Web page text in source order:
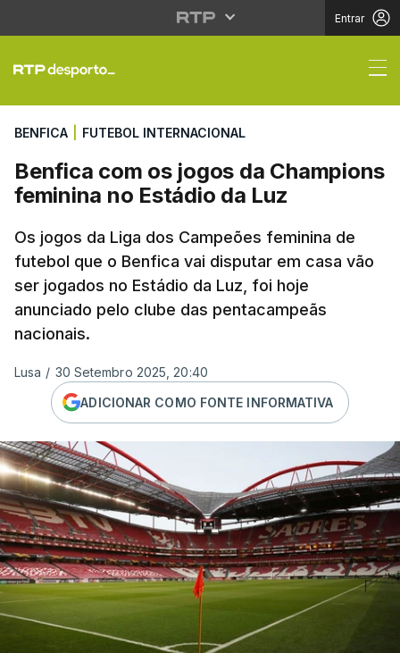
Entrar
Benfica com os jogos
BENFICA FUTEBOL INTERNACIONAL
Benfica com os jogos da Champions
feminina no Estádio da Luz
Os jogos da Liga dos Campeões feminina de
futebol que o Benfica vai disputar em casa vão
ser jogados no Estádio da Luz, foi hoje
anunciado pelo clube das pentacampeãs
nacionais.
Lusa / 30 Setembro 2025, 20:40
ADICIONAR COMO FONTE INFORMATIVA